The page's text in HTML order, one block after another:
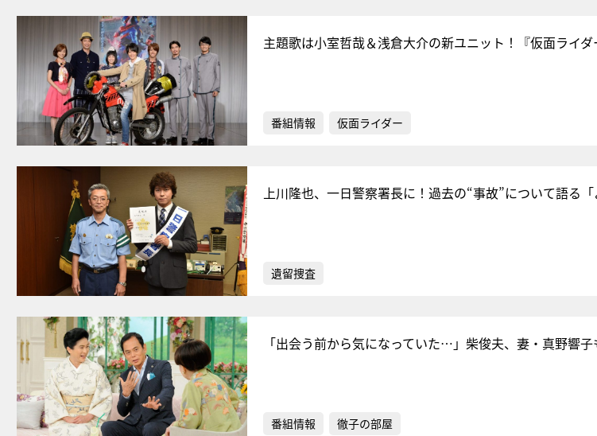
主題歌は小室哲哉＆浅倉大介の新ユニット！『仮面ライ
番組情報 仮面ライダー
上川隆也、一日警察署長に！過去の“事故”について語る
遺留捜査
「出会う前から気になっていた…」柴俊夫、妻・真野響
番組情報 徹子の部屋